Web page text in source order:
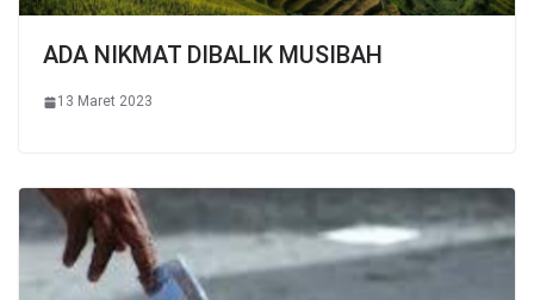
ADA NIKMAT DIBALIK MUSIBAH
13 Maret 2023